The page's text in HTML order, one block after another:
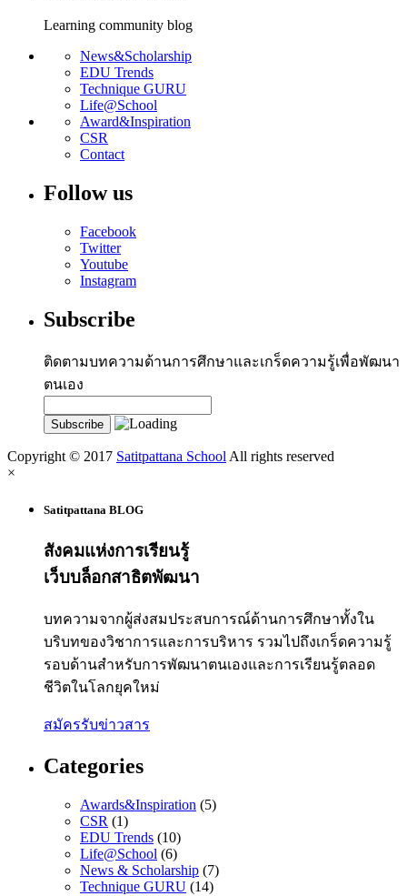
Learning community blog
News&Scholarship
EDU Trends
Technique GURU
Life@School
Award&Inspiration
CSR
Contact
Follow us
Facebook
Twitter
Youtube
Instagram
Subscribe
ติดตามบทความด้านการศึกษาและเกร็ดความรู้เพื่อพัฒนา
ตนเอง
Copyright © 2017 Satitpattana School All rights reserved
×
Satitpattana BLOG
สังคมแห่งการเรียนรู้
เว็บบล็อกสาธิตพัฒนา
บทความจากผู้ส่งสมประสบการณ์ด้านการศึกษาทั้งใน
บริบทของวิชาการและการบริหาร รวมไปถึงเกร็ดความรู้
รอบด้านสำหรับการพัฒนาตนเองและการเรียนรู้ตลอด
ชีวิตในโลกยุคใหม่
สมัครรับข่าวสาร
Categories
Awards&Inspiration (5)
CSR (1)
EDU Trends (10)
Life@School (6)
News & Scholarship (7)
Technique GURU (14)